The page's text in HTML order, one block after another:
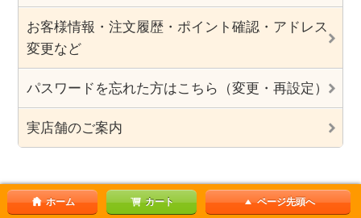
お客様情報・注文履歴・ポイント確認・アドレス
変更など
パスワードを忘れた方はこちら（変更・再設定）
実店舗のご案内
ホーム カート ページ先頭へ